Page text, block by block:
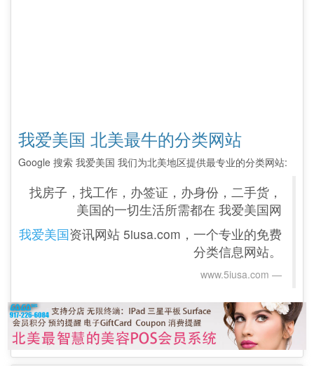
我爱美国 北美最牛的分类网站
Google 搜索 我爱美国 我们为北美地区提供最专业的分类网站:
找房子，找工作，办签证，办身份，二手货，
美国的一切生活所需都在 我爱美国网
我爱美国资讯网站 5iusa.com，一个专业的免费
分类信息网站。
www.5iusa.com‎